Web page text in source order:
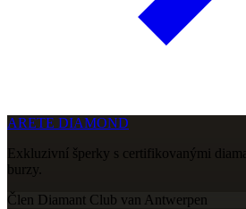
ARETE DIAMOND
Exkluzivní šperky s certifikovanými
burzy.
Člen Diamant Club van Antwerpen